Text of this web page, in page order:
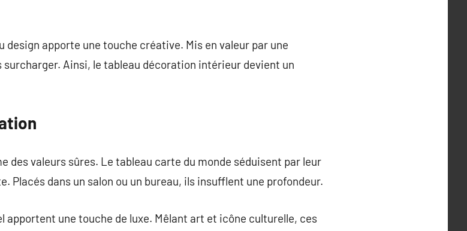
apporte une touche créative. Mis en valeur par une
Ainsi, le tableau décoration intérieur devient un
des valeurs sûres. Le tableau carte du monde séduisent par leur
Placés dans un salon ou un bureau, ils insufflent une profondeur.
apportent une touche de luxe. Mêlant art et icône culturelle, ces